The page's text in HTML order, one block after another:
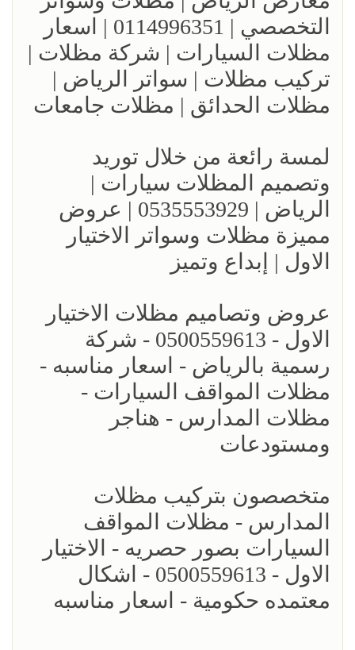
التخصصي | 0114996351 | اسعار
مظلات السيارات | شركة مظلات |
تركيب مظلات | سواتر الرياض |
مظلات الحدائق | مظلات جامعات
لمسة رائعة من خلال توريد
وتصميم المظلات سيارات |
الرياض | 0535553929 | عروض
مميزة مظلات وسواتر الاختيار
الاول | إبداع وتميز
عروض وتصاميم مظلات الاختيار
الاول - 0500559613 - شركة
رسمية بالرياض - اسعار مناسبه -
مظلات المواقف السيارات -
مظلات المدارس - هناجر
ومستودعات
متخصصون بتركيب مظلات
المدارس - مظلات المواقف
السيارات بصور حصريه - الاختيار
الاول - 0500559613 - اشكال
معتمده حكومية - اسعار مناسبه